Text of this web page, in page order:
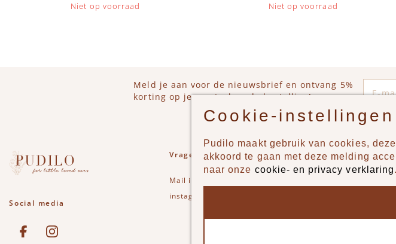
Niet op voorraad Niet op voorraad
Meld je aan voor de nieuwsbrief en ontvang 5%
korting op je eerstvolgende bestelling!
Social media
See our FacebookBekijk onze Instagram pagina
Vragen of opmerkingen?
Mail info@pudilo.nl
instagram
Cookie-instellingen
Pudilo maakt gebruik van cookies,
akkoord te gaan met deze melding
naar onze cookie- en privacy verklaring.